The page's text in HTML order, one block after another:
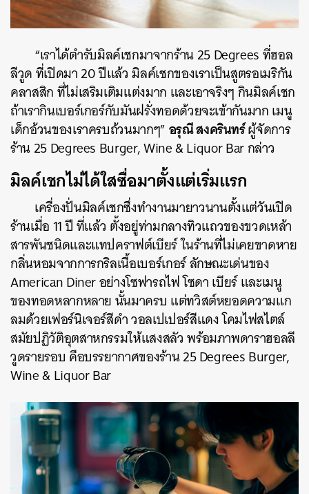
“เราได้ตำรับมิลค์เชกมาจากร้าน 25 Degrees ที่ฮอล
ลีวูด ที่เปิดมา 20 ปีแล้ว มิลค์เชกของเราเป็นสูตรอเมริกัน
คลาสสิก ที่ไม่เสริมเติมแต่งมาก และเอาจริงๆ กินมิลค์เชก
ถ้าเรากินเบอร์เกอร์กับมันฝรั่งทอดด้วยจะเข้ากันมาก เมนู
เด็กอ้วนของเราครบถ้วนมากๆ”อรุณี สงครินทร์ผู้จัดการ
ร้าน 25 Degrees Burger, Wine & Liquor Bar กล่าว
มิลค์เชกไม่ได้ใสซื่อมาตั้งแต่เริ่มแรก
เครื่องปั่นมิลค์เชกซึ่งทำงานมายาวนานตั้งแต่วันเปิด
ร้านเมื่อ 11 ปี ที่แล้ว ตั้งอยู่ท่ามกลางทิวแถวของขวดเหล้า
สารพันชนิดและแทปคราฟต์เบียร์ ในร้านที่ไม่เคยขาดหาย
กลิ่นหอมจากการกริลเนื้อเบอร์เกอร์ ลักษณะเด่นของ
American Diner อย่างโซฟารถไฟ โซดา เบียร์ และเมนู
ของทอดหลากหลาย นั้นมาครบ แต่ทวิสต์หยอดความแก
ลมด้วยเฟอร์นิเจอร์สีดำ วอลเปเปอร์สีแดง โคมไฟสไตล์
สมัยปฏิวัติอุตสาหกรรมให้แสงสลัว พร้อมภาพดาราฮอลลี
วูดรายรอบ คือบรรยากาศของร้าน 25 Degrees Burger,
Wine & Liquor Bar